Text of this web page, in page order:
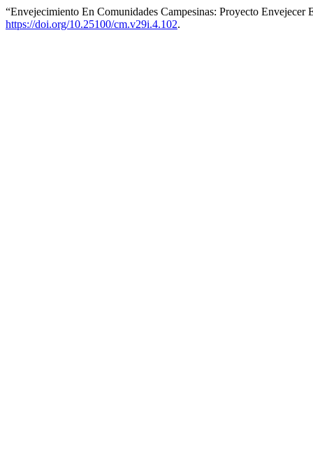
“Envejecimiento En Comunidades Campesinas: Proyecto Envejecer
https://doi.org/10.25100/cm.v29i.4.102.